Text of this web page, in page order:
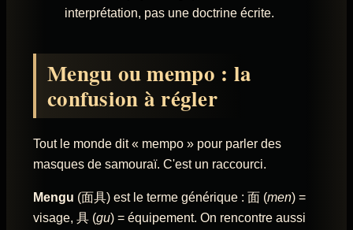
interprétation, pas une doctrine écrite.
Mengu ou mempo : la
confusion à régler
Tout le monde dit « mempo » pour parler des
masques de samouraï. C'est un raccourci.
Mengu (面具) est le terme générique : 面 (men) =
visage, 具 (gu) = équipement. On rencontre aussi